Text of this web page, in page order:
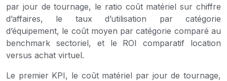
par jour de tournage, le ratio coût matériel sur chiffre
d’affaires, le taux d’utilisation par catégorie
d’équipement, le coût moyen par catégorie comparé au
benchmark sectoriel, et le ROI comparatif location
versus achat virtuel.
Le premier KPI, le coût matériel par jour de tournage,